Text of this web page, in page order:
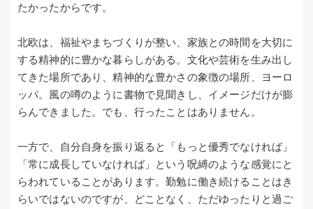
たかったからです。
北欧は、福祉やまちづくりが整い、家族との時間を大切に
する精神的に豊かな暮らしがある。文化や芸術を生み出し
てきた場所であり、精神的な豊かさの象徴の場所、ヨーロ
ッパ。風の噂のように書物で見聞きし、イメージだけが膨
らんできました。でも、行ったことはありません。
一方で、自分自身を振り返ると「もっと優秀でなければ」
「常に成長していなければ」という呪縛のような感覚にと
らわれていることがあります。勤勉に働き続けることはき
らいではないのですが、どことなく、ただゆったりと過ご